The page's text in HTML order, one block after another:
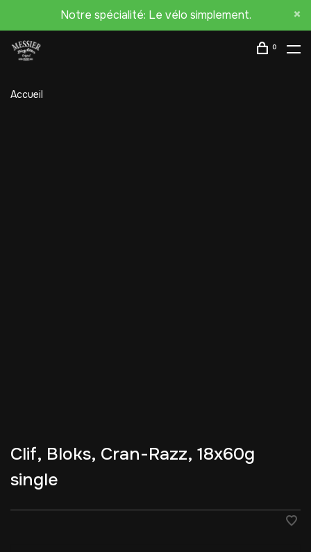
Notre spécialité: Le vélo simplement.
0
Accueil
Clif, Bloks, Cran-Razz, 18x60g
single